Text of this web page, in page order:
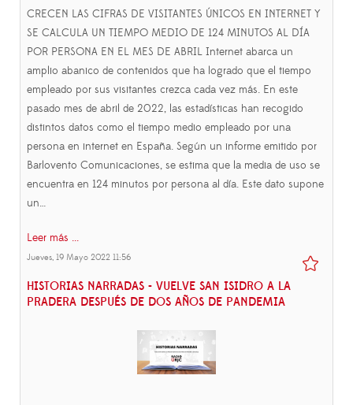
CRECEN LAS CIFRAS DE VISITANTES ÚNICOS EN INTERNET Y
SE CALCULA UN TIEMPO MEDIO DE 124 MINUTOS AL DÍA
POR PERSONA EN EL MES DE ABRIL Internet abarca un
amplio abanico de contenidos que ha logrado que el tiempo
empleado por sus visitantes crezca cada vez más. En este
pasado mes de abril de 2022, las estadísticas han recogido
distintos datos como el tiempo medio empleado por una
persona en internet en España. Según un informe emitido por
Barlovento Comunicaciones, se estima que la media de uso se
encuentra en 124 minutos por persona al día. Este dato supone
un…
Leer más ...
Jueves, 19 Mayo 2022 11:56
HISTORIAS NARRADAS - VUELVE SAN ISIDRO A LA
PRADERA DESPUÉS DE DOS AÑOS DE PANDEMIA